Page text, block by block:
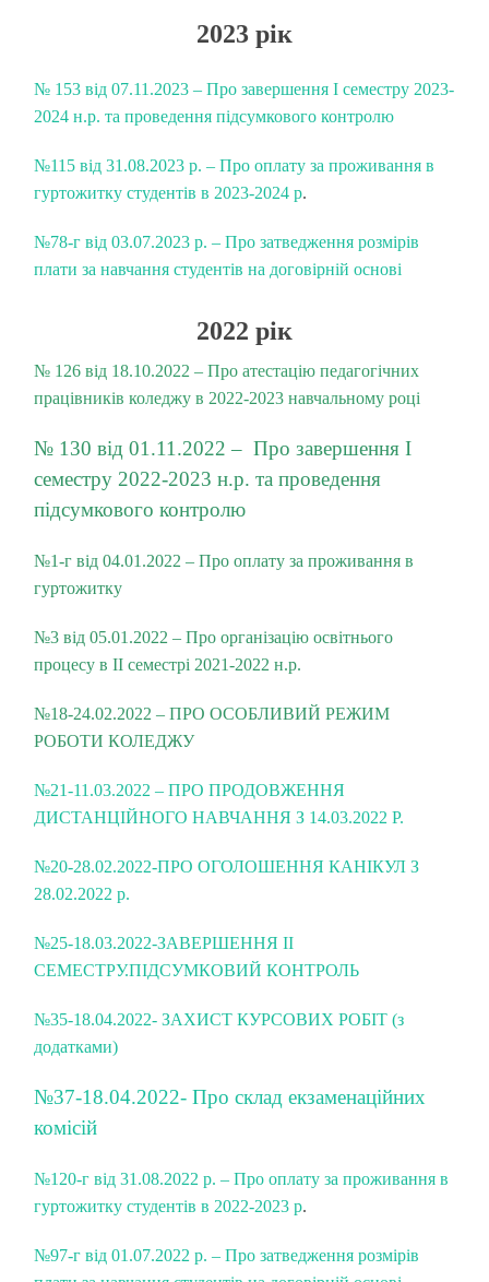
2023 рік
№ 153 від 07.11.2023 – Про завершення І семестру 2023-
2024 н.р. та проведення підсумкового контролю
№115 від 31.08.2023 р. – Про оплату за проживання в
гуртожитку студентів в 2023-2024 р.
№78-г від 03.07.2023 р. – Про затведження розмірів
плати за навчання студентів на договірній основі
2022 рік
№ 126 від 18.10.2022 – Про атестацію педагогічних
працівників коледжу в 2022-2023 навчальному році
№ 130 від 01.11.2022 – Про завершення І
семестру 2022-2023 н.р. та проведення
підсумкового контролю
№1-г від 04.01.2022 – Про оплату за проживання в
гуртожитку
№3 від 05.01.2022 – Про організацію освітнього
процесу в ІІ семестрі 2021-2022 н.р.
№18-24.02.2022 – ПРО ОСОБЛИВИЙ РЕЖИМ
РОБОТИ КОЛЕДЖУ
№21-11.03.2022 – ПРО ПРОДОВЖЕННЯ
ДИСТАНЦІЙНОГО НАВЧАННЯ З 14.03.2022 Р.
№20-28.02.2022-ПРО ОГОЛОШЕННЯ КАНІКУЛ З
28.02.2022 р.
№25-18.03.2022-ЗАВЕРШЕННЯ ІІ
СЕМЕСТРУ.ПІДСУМКОВИЙ КОНТРОЛЬ
№35-18.04.2022- ЗАХИСТ КУРСОВИХ РОБІТ (з
додатками)
№37-18.04.2022- Про склад екзаменаційних
комісій
№120-г від 31.08.2022 р. – Про оплату за проживання в
гуртожитку студентів в 2022-2023 р.
№97-г від 01.07.2022 р. – Про затведження розмірів